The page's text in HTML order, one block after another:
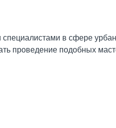
в сфере
проведение подобных